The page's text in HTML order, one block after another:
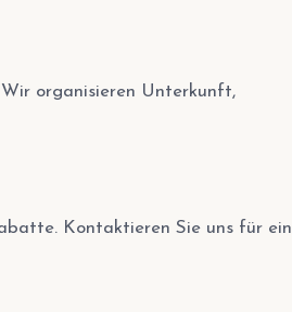
organisieren Unterkunft,
Kontaktieren Sie uns für ein